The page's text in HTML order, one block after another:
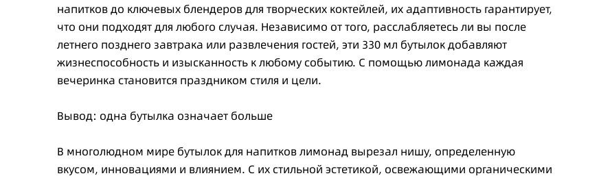
напитков до ключевых блендеров для творческих коктейлей, их адаптивность гарантирует,
что они подходят для любого случая. Независимо от того, расслабляетесь ли вы после
летнего позднего завтрака или развлечения гостей, эти 330 мл бутылок добавляют
жизнеспособность и изысканность к любому событию. С помощью лимонада каждая
вечеринка становится праздником стиля и цели.
Вывод: одна бутылка означает больше
В многолюдном мире бутылок для напитков лимонад вырезал нишу, определенную
вкусом, инновациями и влиянием. С их стильной эстетикой, освежающими органическими